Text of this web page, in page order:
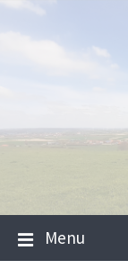
Skip
content
Skip
main
Skip
footer
Menu